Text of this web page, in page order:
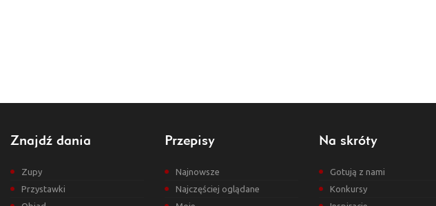
Znajdź dania
Zupy
Przystawki
Przepisy
Najnowsze
Najczęściej oglądane
Na skróty
Gotują z nami
Konkursy